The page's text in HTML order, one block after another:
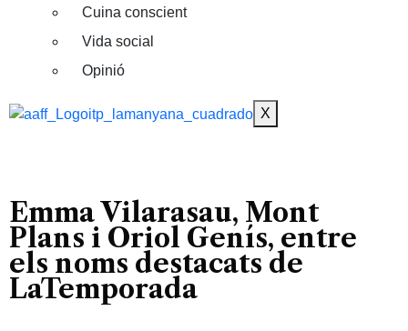
Cuina conscient
Vida social
Opinió
X
Emma Vilarasau, Mont
Plans i Oriol Genís, entre
els noms destacats de
LaTemporada